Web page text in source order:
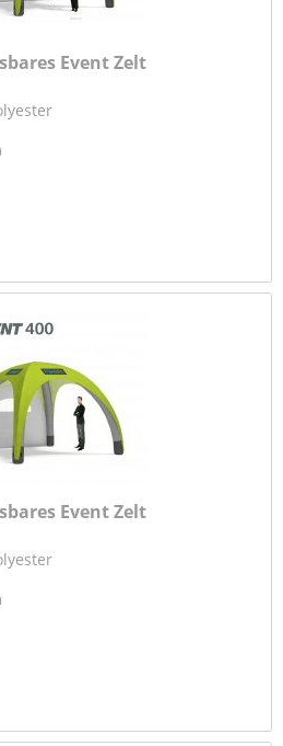
Event Zelt
Event Zelt